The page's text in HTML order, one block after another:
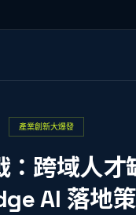
產業創新大爆發
：跨域人
AI 落地